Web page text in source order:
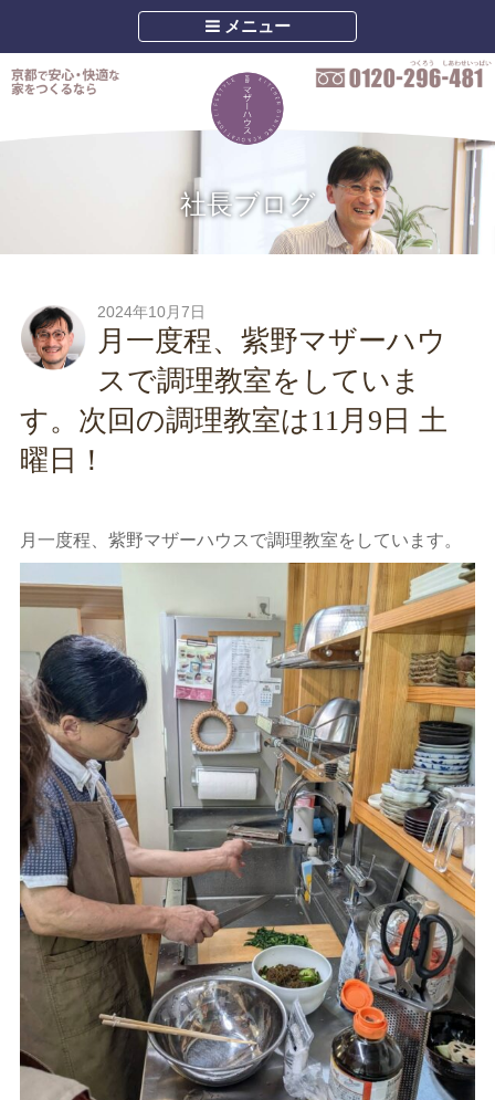
メニュー
社長ブログ
2024年10月7日
月一度程、紫野マザーハウ
スで調理教室をしていま
す。次回の調理教室は11月9日 土
曜日！
月一度程、紫野マザーハウスで調理教室をしています。